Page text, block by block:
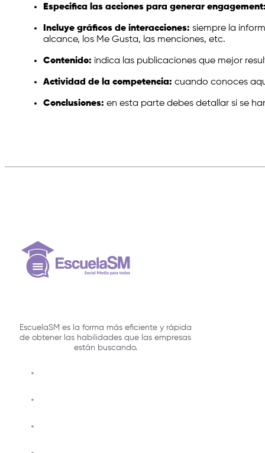
Especifica las acciones para generar
Incluye gráficos de interacciones: siempre la
alcance, los Me Gusta, las menciones, etc.
Contenido: indica las publicaciones que mejor
Actividad de la competencia: cuando conoces
Conclusiones: en esta parte debes detallar si se
EscuelaSM es la forma más eficiente y rápida
de obtener las habilidades que las empresas
están buscando.